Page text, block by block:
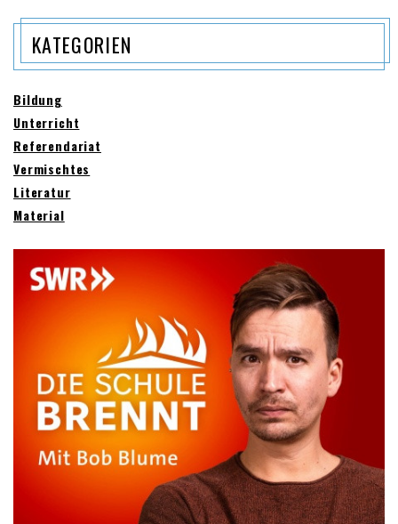
KATEGORIEN
Bildung
Unterricht
Referendariat
Vermischtes
Literatur
Material